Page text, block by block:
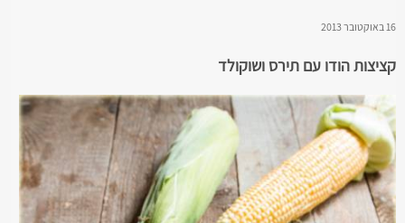
16 באוקטובר 2013
קציצות הודו עם תירס ושוקולד